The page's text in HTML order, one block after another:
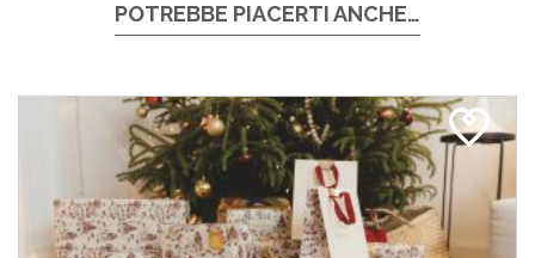
POTREBBE PIACERTI ANCHE…